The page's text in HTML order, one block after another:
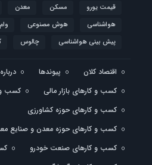
قیمت یورو
مسکن معدن
هواشناسی
هوش مصنوعی وام
پیش بینی هواشناسی
چالوس
اقتصاد کلان پیوندها
کسب و کارهای بازار مالی
کسب و
کسب و کارهای حوزه کشاورزی
کسب و کارهای حوزه معدن و صنایع
کسب و کارهای صنعت خودرو